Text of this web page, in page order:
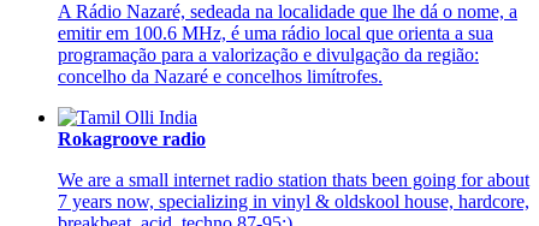
A Rádio Nazaré, sedeada na localidade que lhe dá o nome, a
emitir em 100.6 MHz, é uma rádio local que orienta a sua
programação para a valorização e divulgação da região:
concelho da Nazaré e concelhos limítrofes.
Rokagroove radio
We are a small internet radio station thats been going for about
7 years now, specializing in vinyl & oldskool house, hardcore,